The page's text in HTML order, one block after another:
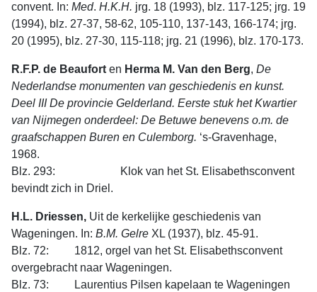
convent. In: Med. H.K.H. jrg. 18 (1993), blz. 117-125; jrg. 19
(1994), blz. 27-37, 58-62, 105-110, 137-143, 166-174; jrg.
20 (1995), blz. 27-30, 115-118; jrg. 21 (1996), blz. 170-173.
R.F.P. de Beaufort en Herma M. Van den Berg, De
Nederlandse monumenten van geschiedenis en kunst.
Deel III De provincie Gelderland. Eerste stuk het Kwartier
van Nijmegen onderdeel: De Betuwe benevens o.m. de
graafschappen Buren en Culemborg. ‘s-Gravenhage,
1968.
Blz. 293: Klok van het St. Elisabethsconvent
bevindt zich in Driel.
H.L. Driessen, Uit de kerkelijke geschiedenis van
Wageningen. In: B.M. Gelre XL (1937), blz. 45-91.
Blz. 72: 1812, orgel van het St. Elisabethsconvent
overgebracht naar Wageningen.
Blz. 73: Laurentius Pilsen kapelaan te Wageningen